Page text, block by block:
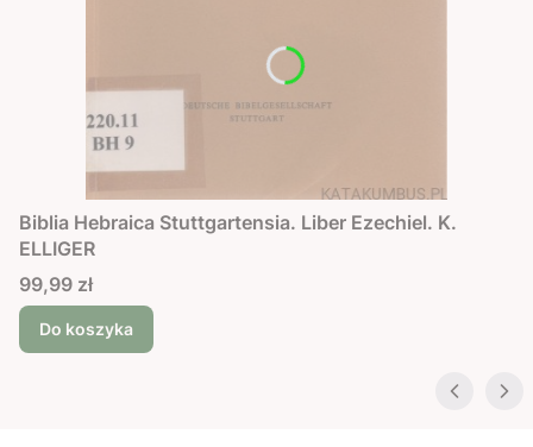
Biblia Hebraica Stuttgartensia. Liber Ezechiel. K.
ELLIGER
Cena
99,99 zł
Do koszyka